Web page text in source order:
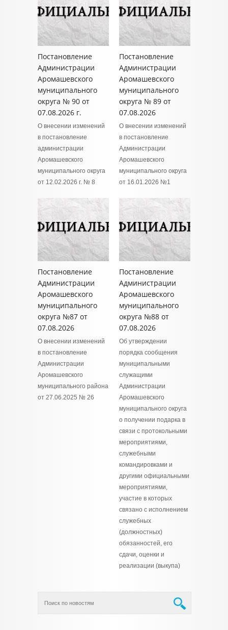
Постановление
Администрации
Аромашевского
муниципального
округа № 90 от
07.08.2026 г.
О внесении изменений
в постановление
администрации
Аромашевского
муниципального округа
от 12.02.2026 г. № 8
Постановление
Администрации
Аромашевского
муниципального
округа № 89 от
07.08.2026
О внесении изменений
в постановление
Администрации
Аромашевского
муниципального округа
от 16.01.2026 №1
Постановление
Администрации
Аромашевского
муниципального
округа №87 от
07.08.2026
О внесении изменений
в постановление
Администрации
Аромашевского
муниципального района
от 27.06.2025 № 26
Постановление
Администрации
Аромашевского
муниципального
округа №88 от
07.08.2026
Об утверждении
порядка сообщения
муниципальными
служащими
Администрации
Аромашевского
муниципального округа
о получении подарка в
связи с протокольными
мероприятиями,
служебными
командировками и
другими официальными
мероприятиями,
участие в которых
связано с исполнением
служебных
(должностных)
обязанностей, его
сдачи, оценки и
реализации (выкупа)